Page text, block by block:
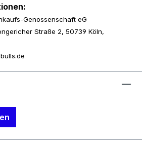
Genossenschaft eG
Straße 2, 50739 Köln,